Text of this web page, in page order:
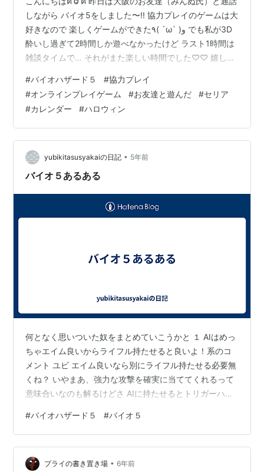
しながら バイオ5をしました〜!! 協力プレイのゲームは大
好きなので 楽しくゲームができた٩( ´ω` )و でも私が3D
酔いし過ぎて2時間しか遊べなかったけど ラスト1時間は
雑談タイムで… それがまた楽しい時間でした♡♡ 嬉しか
て言ってくれて… 画面酔いしまくる私に通話でもいいよ
って 話してくれたのかなと優しさを感じましたo̴̶̷̤ ̫ o̴̶̷̤ また
近いうちに話しましょう！✨️ 先日、しめじちゃんから セ
リアにカレンダーが並んでるよと 教えてもらって今年も
そんな時期が来たかー！…
#バイオハザード５ #協力プレイ
#オンラインプレイゲーム #お友達と遊んだ #セリア
#カレンダー #ハロウィン
yubikitasusyakaiの日記 • 5年前
バイオ５あるある
何となく思いついた奴をまとめていこうかと １ AIはめっ
ちゃエイム良いからライフル持たせると良いよ！系のコ
メント ユビ エイム良いなら別にライフル持たせる必要無
くね？ いやまあ、強力な攻撃を確実に当ててくれるって
意味合いなのも解るけどさ AIに持たせるとトリガーハッ
ね 弾は救済ドロップで出るとはいえ普通のランダムドロ
ップだと出にくいしね それと普通のマジニ相手にライフ
ル使われるとオーバーキル気味なのよね もう死にかけの
奴に使ったりもするし… 別に詰め将棋的なバランスな訳
#バイオハザード５ #バイオ５
プライの書き置き場 • 6年前